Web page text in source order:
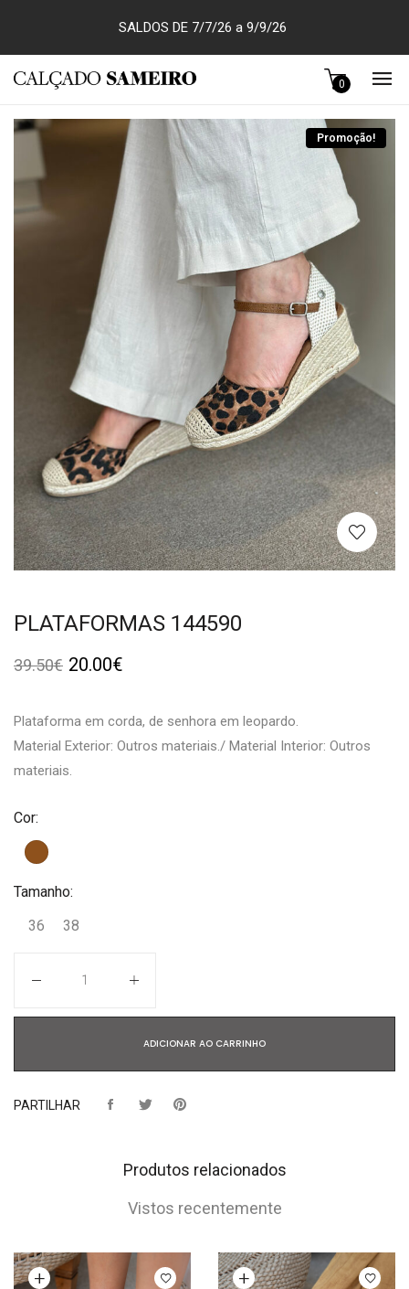
SALDOS DE 7/7/26 a 9/9/26
0
Promoção!
PLATAFORMAS 144590
39.50€ 20.00€
Plataforma em corda, de senhora em leopardo.
Material Exterior: Outros materiais./ Material Interior: Outros
materiais.
Cor:
Tamanho:
36
38
ADICIONAR AO CARRINHO
PARTILHAR
Produtos relacionados
Vistos recentemente
opções Ver opções